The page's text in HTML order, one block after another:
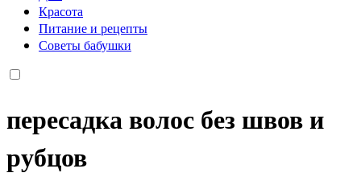
Красота
Питание и рецепты
Советы бабушки
пересадка волос без швов и
рубцов